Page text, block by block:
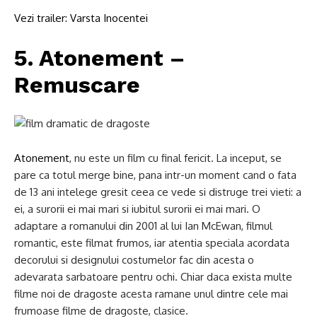
Vezi trailer: Varsta Inocentei
5. Atonement –
Remuscare
Atonement, nu este un film cu final fericit. La inceput, se
pare ca totul merge bine, pana intr-un moment cand o fata
de 13 ani intelege gresit ceea ce vede si distruge trei vieti: a
ei, a surorii ei mai mari si iubitul surorii ei mai mari. O
adaptare a romanului din 2001 al lui Ian McEwan, filmul
romantic, este filmat frumos, iar atentia speciala acordata
decorului si designului costumelor fac din acesta o
adevarata sarbatoare pentru ochi. Chiar daca exista multe
filme noi de dragoste acesta ramane unul dintre cele mai
frumoase filme de dragoste, clasice.